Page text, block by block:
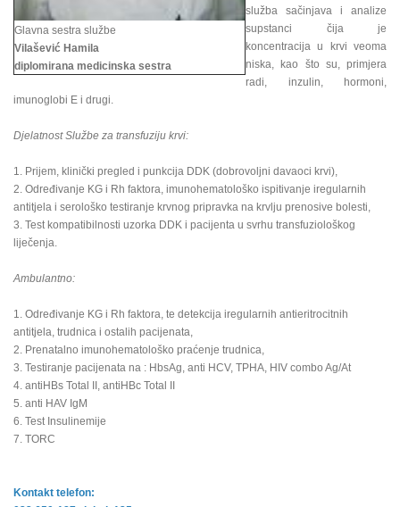
Glavna sestra službe
Vilašević Hamila
diplomirana medicinska sestra
služba sačinjava i analize
supstanci čija je
koncentracija u krvi veoma
niska, kao što su, primjera
radi, inzulin, hormoni,
imunoglobi E i drugi.
Djelatnost Službe za transfuziju krvi:
1. Prijem, klinički pregled i punkcija DDK (dobrovoljni davaoci krvi),
2. Određivanje KG i Rh faktora, imunohematološko ispitivanje iregularnih
antitjela i serološko testiranje krvnog pripravka na krvlju prenosive bolesti,
3. Test kompatibilnosti uzorka DDK i pacijenta u svrhu transfuziološkog
liječenja.
Ambulantno:
1. Određivanje KG i Rh faktora, te detekcija iregularnih antieritrocitnih
antitjela, trudnica i ostalih pacijenata,
2. Prenatalno imunohematološko praćenje trudnica,
3. Testiranje pacijenata na : HbsAg, anti HCV, TPHA, HIV combo Ag/At
4. antiHBs Total II, antiHBc Total II
5. anti HAV IgM
6. Test Insulinemije
7. TORC
Kontakt telefon: